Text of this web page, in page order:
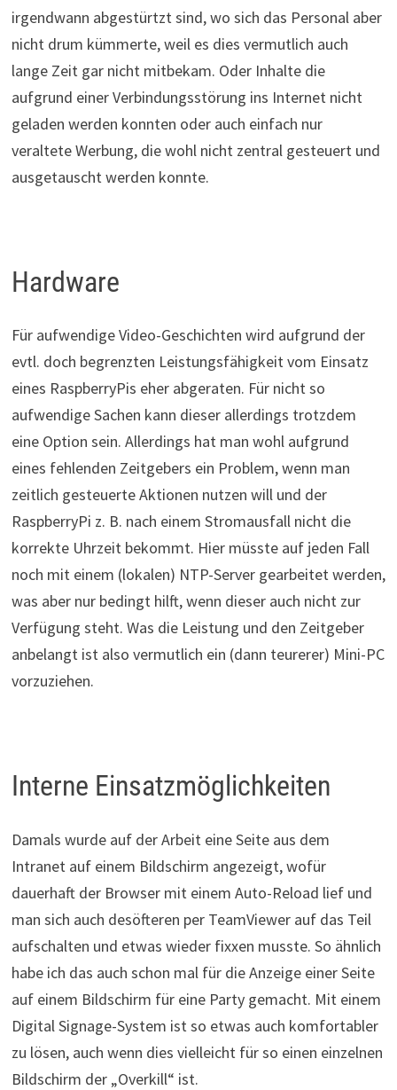
irgendwann abgestürtzt sind, wo sich das Personal aber
nicht drum kümmerte, weil es dies vermutlich auch
lange Zeit gar nicht mitbekam. Oder Inhalte die
aufgrund einer Verbindungsstörung ins Internet nicht
geladen werden konnten oder auch einfach nur
veraltete Werbung, die wohl nicht zentral gesteuert und
ausgetauscht werden konnte.
Hardware
Für aufwendige Video-Geschichten wird aufgrund der
evtl. doch begrenzten Leistungsfähigkeit vom Einsatz
eines RaspberryPis eher abgeraten. Für nicht so
aufwendige Sachen kann dieser allerdings trotzdem
eine Option sein. Allerdings hat man wohl aufgrund
eines fehlenden Zeitgebers ein Problem, wenn man
zeitlich gesteuerte Aktionen nutzen will und der
RaspberryPi z. B. nach einem Stromausfall nicht die
korrekte Uhrzeit bekommt. Hier müsste auf jeden Fall
noch mit einem (lokalen) NTP-Server gearbeitet werden,
was aber nur bedingt hilft, wenn dieser auch nicht zur
Verfügung steht. Was die Leistung und den Zeitgeber
anbelangt ist also vermutlich ein (dann teurerer) Mini-PC
vorzuziehen.
Interne Einsatzmöglichkeiten
Damals wurde auf der Arbeit eine Seite aus dem
Intranet auf einem Bildschirm angezeigt, wofür
dauerhaft der Browser mit einem Auto-Reload lief und
man sich auch desöfteren per TeamViewer auf das Teil
aufschalten und etwas wieder fixxen musste. So ähnlich
habe ich das auch schon mal für die Anzeige einer Seite
auf einem Bildschirm für eine Party gemacht. Mit einem
Digital Signage-System ist so etwas auch komfortabler
zu lösen, auch wenn dies vielleicht für so einen einzelnen
Bildschirm der „Overkill“ ist.